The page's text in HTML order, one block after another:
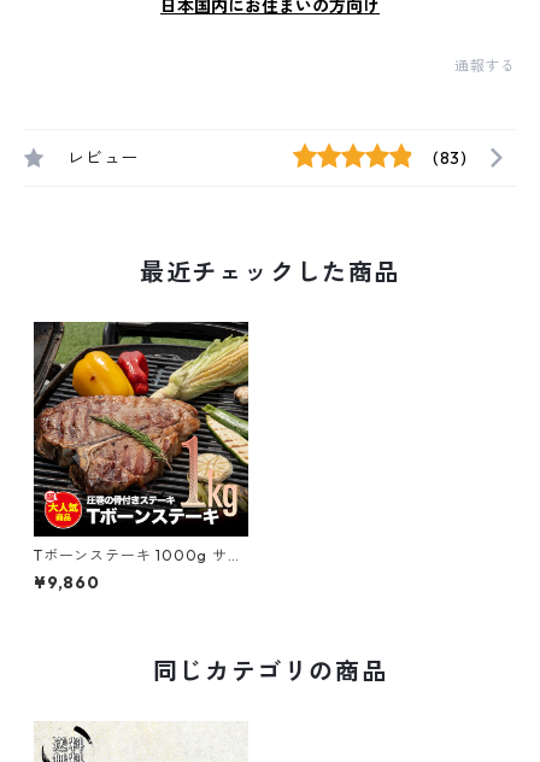
日本国内にお住まいの方向け
通報する
レビュー (83)
最近チェックした商品
Tボーンステーキ 1000g サー
ロイン&ヒレ
¥9,860
同じカテゴリの商品